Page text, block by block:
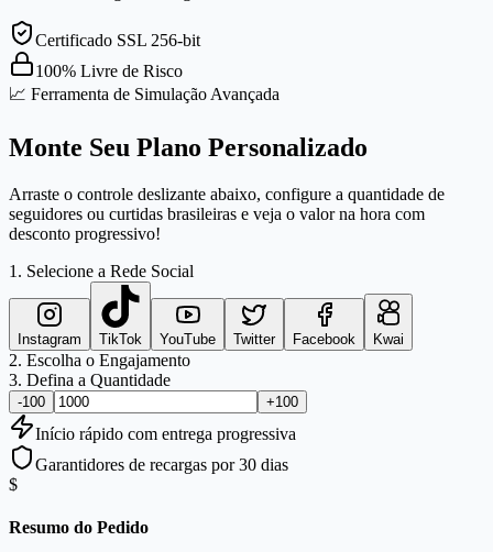
Certificado SSL 256-bit
100% Livre de Risco
📈 Ferramenta de Simulação Avançada
Monte Seu Plano Personalizado
Arraste o controle deslizante abaixo, configure a quantidade de
seguidores ou curtidas brasileiras e veja o valor na hora com
desconto progressivo!
1. Selecione a Rede Social
Instagram TikTok YouTube Twitter Facebook Kwai
2. Escolha o Engajamento
3. Defina a Quantidade
-100 +100
Início rápido com entrega progressiva
Garantidores de recargas por 30 dias
$
Resumo do Pedido